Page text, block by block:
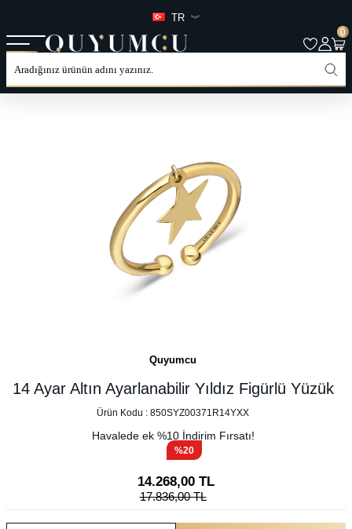
TR
0
ANASAYFATÜM ÜRÜNLERKATEGORILER
Quyumcu
14 Ayar Altın Ayarlanabilir Yıldız Figürlü Yüzük
Ürün Kodu : 850SYZ00371R14YXX
Havalede ek %10İndirim Fırsatı!
%20
14.268,00 TL
17.836,00TL